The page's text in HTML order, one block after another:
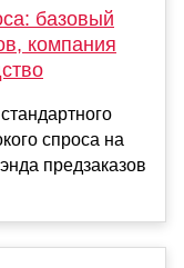
базовый
компания
спроса на
предзаказов